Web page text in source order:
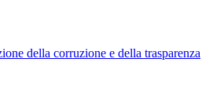
della corruzione e della trasparenza